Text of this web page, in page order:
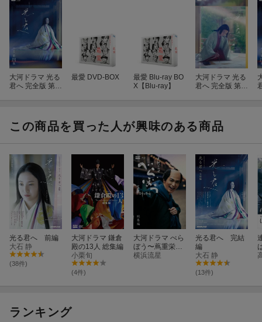
大河ドラマ 光る
君へ 完全版 第四
最愛 DVD-BOX
最愛 Blu-ray BO
X【Blu-ray】
大河ドラマ 光る
君へ 完全版 第参
この商品を買った人が興味のある商品
光る君へ 前編
大石 静
(38件)
大河ドラマ 鎌倉
殿の13人 総集編
小栗旬
(4件)
大河ドラマ べら
ぼう〜蔦重栄華
乃夢噺〜 総集編
横浜流星
光る君へ 完結
編
大石 静
(13件)
ランキング